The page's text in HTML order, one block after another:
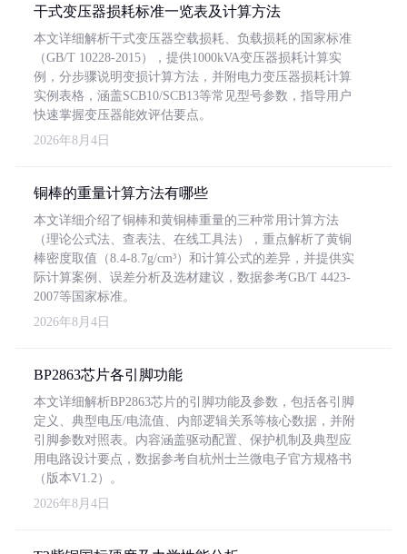
干式变压器损耗标准一览表及计算方法
本文详细解析干式变压器空载损耗、负载损耗的国家标准
（GB/T 10228-2015），提供1000kVA变压器损耗计算实
例，分步骤说明变损计算方法，并附电力变压器损耗计算
实例表格，涵盖SCB10/SCB13等常见型号参数，指导用户
快速掌握变压器能效评估要点。
2026年8月4日
铜棒的重量计算方法有哪些
本文详细介绍了铜棒和黄铜棒重量的三种常用计算方法
（理论公式法、查表法、在线工具法），重点解析了黄铜
棒密度取值（8.4-8.7g/cm³）和计算公式的差异，并提供实
际计算案例、误差分析及选材建议，数据参考GB/T 4423-
2007等国家标准。
2026年8月4日
BP2863芯片各引脚功能
本文详细解析BP2863芯片的引脚功能及参数，包括各引脚
定义、典型电压/电流值、内部逻辑关系等核心数据，并附
引脚参数对照表。内容涵盖驱动配置、保护机制及典型应
用电路设计要点，数据参考自杭州士兰微电子官方规格书
（版本V1.2）。
2026年8月4日